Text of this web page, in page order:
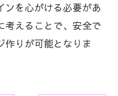
ンを心がける必要があ
考えることで、安全で
作りが可能となりま